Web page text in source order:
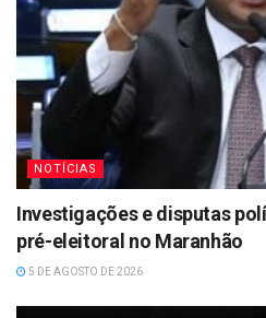
NOTÍCIAS
Investigações e disputas
pré-eleitoral no Maranhão
5 DE AGOSTO DE 2026